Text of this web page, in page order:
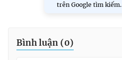
trên Google tìm kiếm.
Bình luận (0)